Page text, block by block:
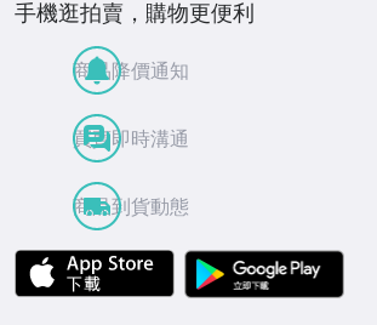
手機逛拍賣，購物更便利
商品降價通知
買賣即時溝通
商品到貨動態
APP Store